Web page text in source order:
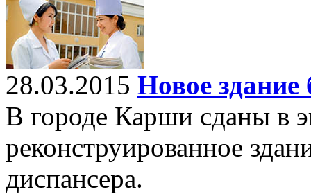
28.03.2015 Новое
В городе Карши сданы в
реконструированное
диспансера.